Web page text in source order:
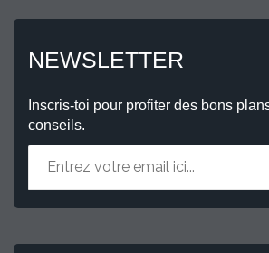
NEWSLETTER
Inscris-toi pour profiter des bons
conseils.